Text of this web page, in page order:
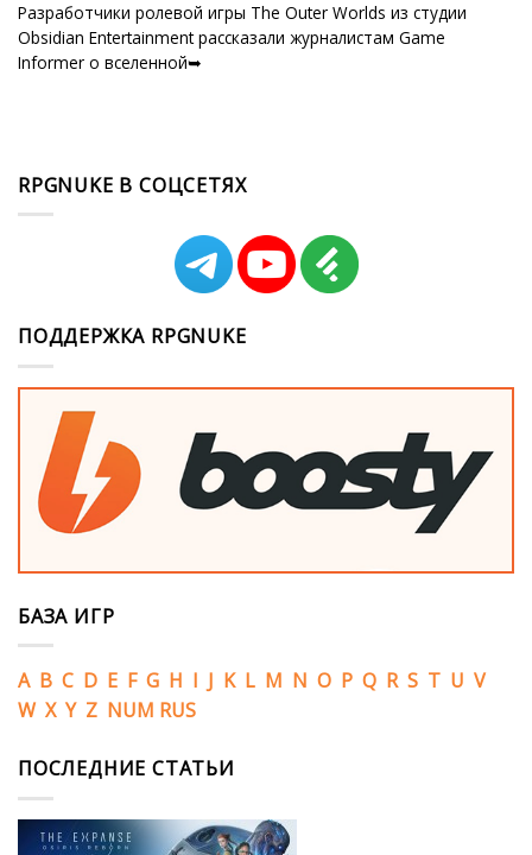
Разработчики ролевой игры The Outer Worlds из студии
Obsidian Entertainment рассказали журналистам Game
Informer о вселенной➥
RPGNUKE В СОЦСЕТЯХ
ПОДДЕРЖКА RPGNUKE
БАЗА ИГР
A B C D E F G H I J K L M N O P Q R S T U V
W X Y Z NUM RUS
ПОСЛЕДНИЕ СТАТЬИ